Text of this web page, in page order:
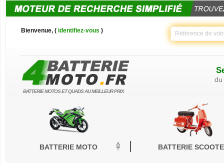
BATTERIE MOTOS ET QUADS AU MEILLEUR PRIX
Bienvenue, ( identifiez-vous )
BATTERIE MOTO BATTERIE